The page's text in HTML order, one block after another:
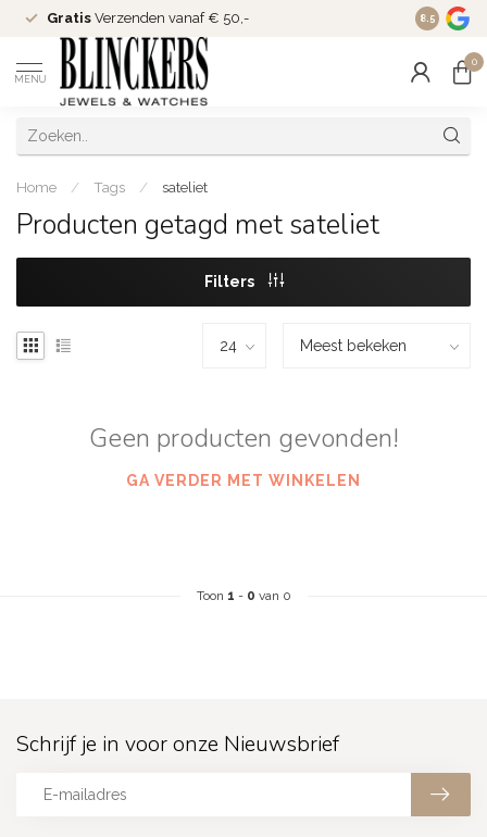
Gratis Verzenden vanaf € 50,- Since
8.5
MENU
0
Home / Tags / sateliet
Producten getagd met sateliet
Filters
Geen producten gevonden!
GA VERDER MET WINKELEN
Toon 1 - 0 van 0
Schrijf je in voor onze Nieuwsbrief